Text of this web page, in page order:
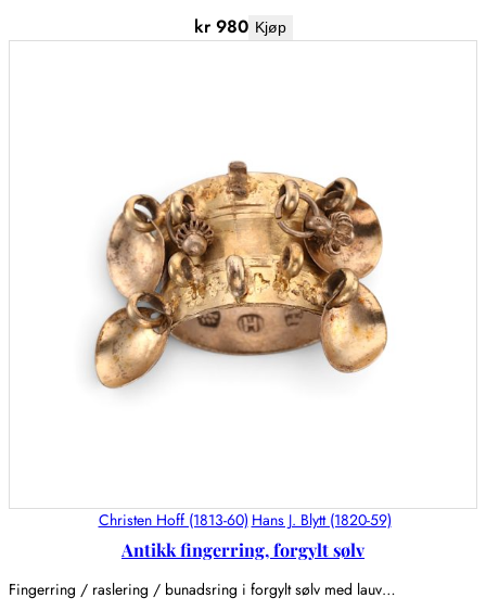
kr980 Kjøp
Christen Hoff (1813-60) Hans J. Blytt (1820-59)
Antikk fingerring, forgylt sølv
Fingerring / raslering / bunadsring i forgylt sølv med lauv…